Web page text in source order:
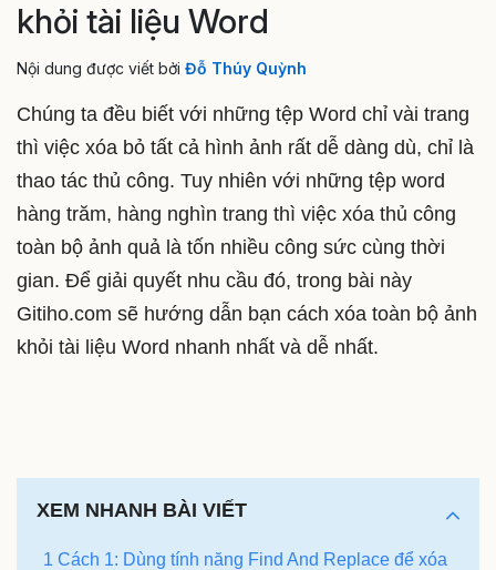
khỏi tài liệu Word
Nội dung được viết bởi Đỗ Thúy Quỳnh
Chúng ta đều biết với những tệp Word chỉ vài trang
thì việc xóa bỏ tất cả hình ảnh rất dễ dàng dù, chỉ là
thao tác thủ công. Tuy nhiên với những tệp word
hàng trăm, hàng nghìn trang thì việc xóa thủ công
toàn bộ ảnh quả là tốn nhiều công sức cùng thời
gian. Để giải quyết nhu cầu đó, trong bài này
Gitiho.com sẽ hướng dẫn bạn cách xóa toàn bộ ảnh
khỏi tài liệu Word nhanh nhất và dễ nhất.
XEM NHANH BÀI VIẾT
1 Cách 1: Dùng tính năng Find And Replace để xóa